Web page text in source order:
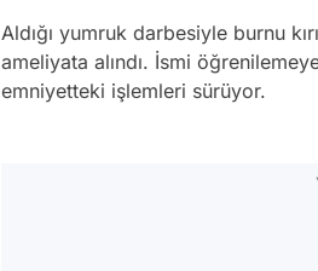
Aldığı yumruk darbesiyle burnu
ameliyata alındı. İsmi
emniyetteki işlemleri sürüyor.